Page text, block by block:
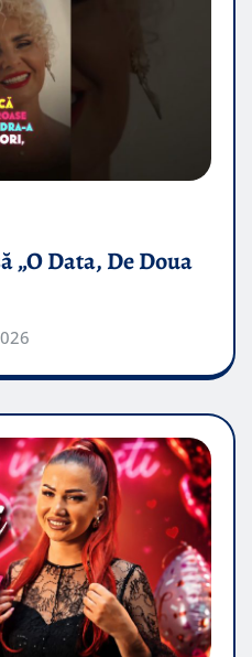
„O Data, De Doua